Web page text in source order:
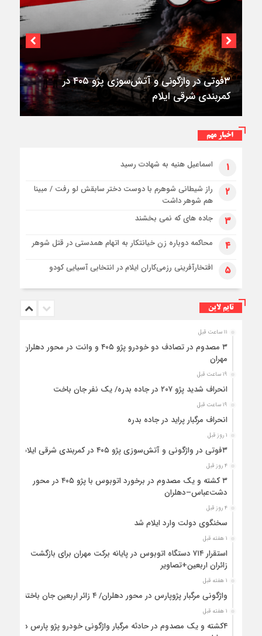
اختصاصی؛
استقرار ۷۱۴ دستگاه اتوبوس در پایانه برکت مهران
برای بازگشت زائران اربعین+تصاویر
اخبار مهم
۱ اسماعیل هنیه به شهادت رسید
۲
راز شیطانی شوهرم با دوست دختر سابقش لو رفت / مبینا
هم شوهر داشت
۳ جاده های که نمی بخشند
۴ محاکمه دوباره زن خیانتکار به اتهام همدستی در قتل شوهر
۵ افتخارآفرینی رزمی‌کاران ایلام در انتخابی آسیایی کودو
تایم لاین
۱۱ ساعت قبل
۳ مصدوم در تصادف دو خودرو پژو ۴۰۵ و وانت در محور دهلران-
مهران
۱۹ ساعت قبل
انحراف شدید پژو ۲۰۷ در جاده بدره/ یک نفر جان باخت
۱۹ ساعت قبل
انحراف مرگبار پراید در جاده بدره
۱ روز قبل
۳فوتی در واژگونی و آتش‌سوزی پژو ۴۰۵ در کمربندی شرقی ایلام
۴ روز قبل
۳ کشته و یک مصدوم در برخورد اتوبوس با پژو ۴۰۵ در محور
دشت‌عباس–دهلران
۴ روز قبل
سخنگوی دولت وارد ایلام شد
۱ هفته قبل
استقرار ۷۱۴ دستگاه اتوبوس در پایانه برکت مهران برای بازگشت
زائران اربعین+تصاویر
۱ هفته قبل
واژگونی مرگبار پژوپارس در محور دهلران/ ۴ زائر اربعین جان باختند
۱ هفته قبل
۴کشته و یک مصدوم در حادثه مرگبار واژگونی خودرو پژو پارس در